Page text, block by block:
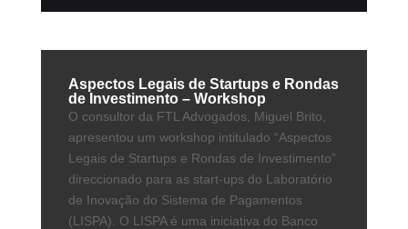
Aspectos Legais de Startups e Rondas
de Investimento – Workshop
O consultor da FTL Advogados, Miguel Brito,
apresentou um workshop intitulado “Aspectos
Legais de Startups e Rondas de Investimento”
direccionado para as start-ups do Laboratório
de Inovação do Sistema de Pagamentos
(LISPA). O LISPA é uma iniciativa do Banco